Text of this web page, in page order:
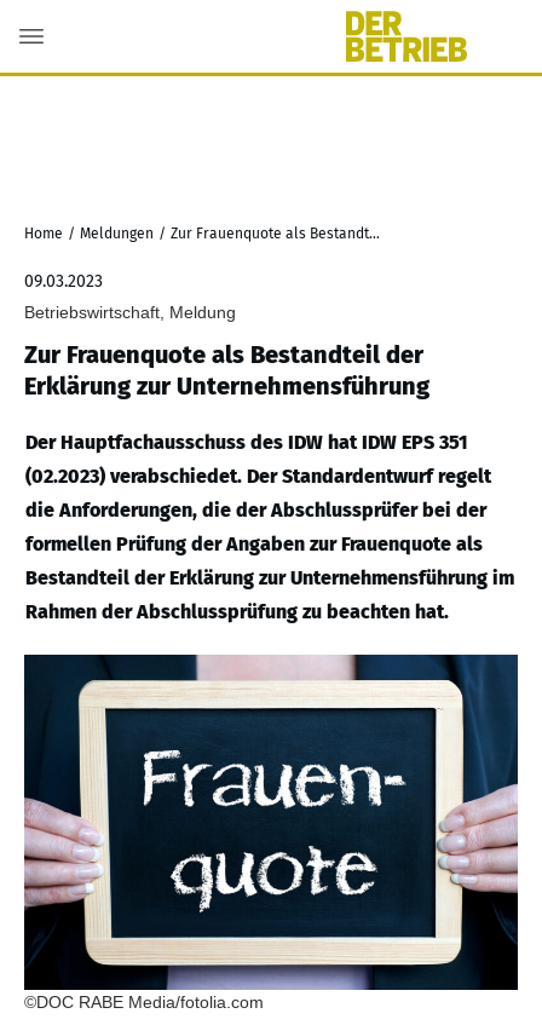
Home / Meldungen / Zur Frauenquote als Bestandteil der Erklärung zur Unternehmensführung
09.03.2023
Betriebswirtschaft, Meldung
Zur Frauenquote als Bestandteil der
Erklärung zur Unternehmensführung
Der Hauptfachausschuss des IDW hat IDW EPS 351
(02.2023) verabschiedet. Der Standardentwurf regelt
die Anforderungen, die der Abschlussprüfer bei der
formellen Prüfung der Angaben zur Frauenquote als
Bestandteil der Erklärung zur Unternehmensführung im
Rahmen der Abschlussprüfung zu beachten hat.
©DOC RABE Media/fotolia.com